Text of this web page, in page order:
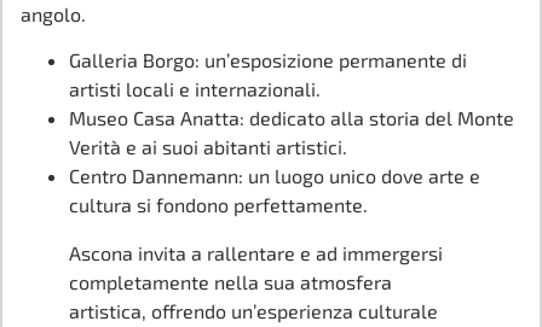
angolo.
Galleria Borgo: un’esposizione permanente di
artisti locali e internazionali.
Museo Casa Anatta: dedicato alla storia del Monte
Verità e ai suoi abitanti artistici.
Centro Dannemann: un luogo unico dove arte e
cultura si fondono perfettamente.
Ascona invita a rallentare e ad immergersi
completamente nella sua atmosfera
artistica, offrendo un’esperienza culturale